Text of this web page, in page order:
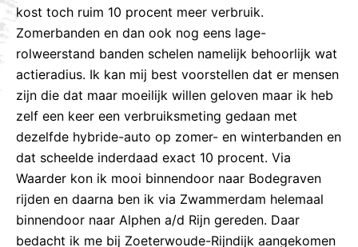
kost toch ruim 10 procent meer verbruik.
Zomerbanden en dan ook nog eens lage-
rolweerstand banden schelen namelijk behoorlijk wat
actieradius. Ik kan mij best voorstellen dat er mensen
zijn die dat maar moeilijk willen geloven maar ik heb
zelf een keer een verbruiksmeting gedaan met
dezelfde hybride-auto op zomer- en winterbanden en
dat scheelde inderdaad exact 10 procent. Via
Waarder kon ik mooi binnendoor naar Bodegraven
rijden en daarna ben ik via Zwammerdam helemaal
binnendoor naar Alphen a/d Rijn gereden. Daar
bedacht ik me bij Zoeterwoude-Rijndijk aangekomen